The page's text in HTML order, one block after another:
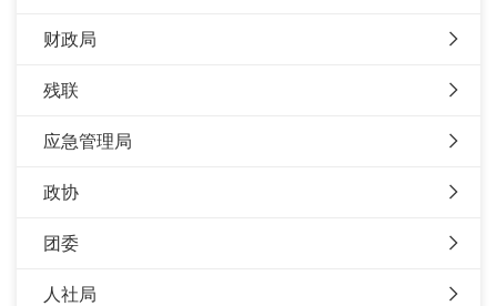
财政局
残联
应急管理局
政协
团委
人社局